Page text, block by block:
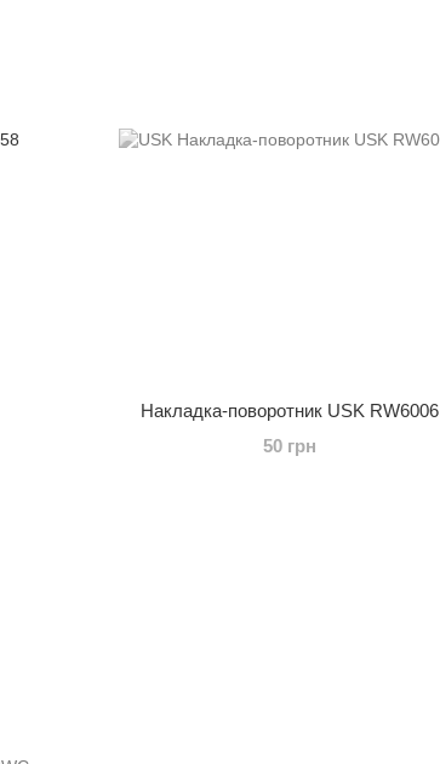
Накладка-поворотник USK RW6006
50 грн